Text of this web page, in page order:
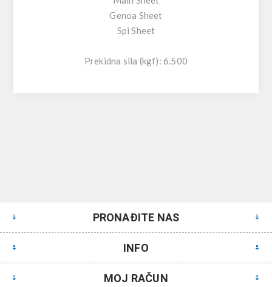
Genoa Sheet
Spi Sheet
Prekidna sila (kgf): 6.500
PRONAĐITE NAS
INFO
MOJ RAČUN